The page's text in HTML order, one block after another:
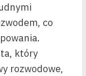
co
który
rozwodowe,